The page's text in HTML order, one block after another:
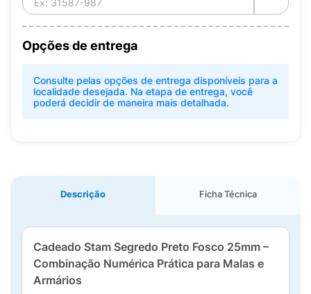
Opções de entrega
Consulte pelas opções de entrega disponíveis para a
localidade desejada. Na etapa de entrega, você
poderá decidir de maneira mais detalhada.
Descrição Ficha Técnica
Cadeado Stam Segredo Preto Fosco 25mm –
Combinação Numérica Prática para Malas e
Armários